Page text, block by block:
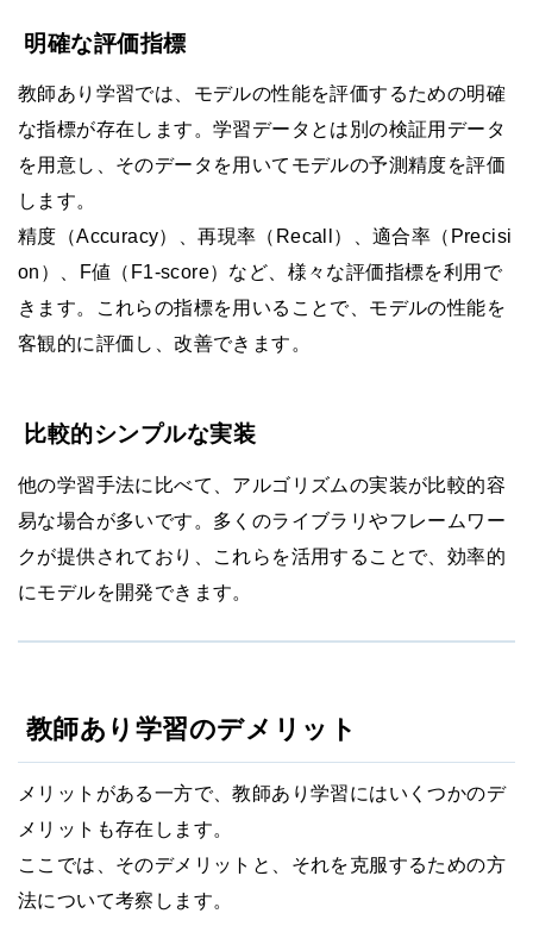
明確な評価指標
教師あり学習では、モデルの性能を評価するための明確
な指標が存在します。学習データとは別の検証用データ
を用意し、そのデータを用いてモデルの予測精度を評価
します。
精度（Accuracy）、再現率（Recall）、適合率（Precisi
on）、F値（F1-score）など、様々な評価指標を利用で
きます。これらの指標を用いることで、モデルの性能を
客観的に評価し、改善できます。
比較的シンプルな実装
他の学習手法に比べて、アルゴリズムの実装が比較的容
易な場合が多いです。多くのライブラリやフレームワー
クが提供されており、これらを活用することで、効率的
にモデルを開発できます。
教師あり学習のデメリット
メリットがある一方で、教師あり学習にはいくつかのデ
メリットも存在します。
ここでは、そのデメリットと、それを克服するための方
法について考察します。